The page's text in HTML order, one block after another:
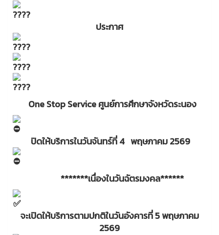
ประกาศ
One Stop Service ศูนย์การศึกษาจังหวัดระนอง
ปิดให้บริการในวันจันทร์ที่ 4 พฤษภาคม 2569
*******เนื่องในวันฉัตรมงคล******
จะเปิดให้บริการตามปกติในวันอังคารที่ 5 พฤษภาคม
2569